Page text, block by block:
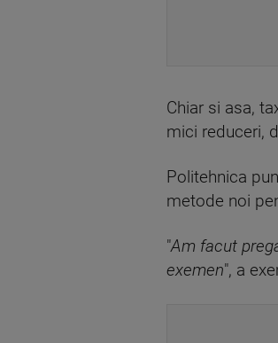
Chiar si asa,
mici reduceri,
Politehnica
metode noi
"Am facut
exemen", a